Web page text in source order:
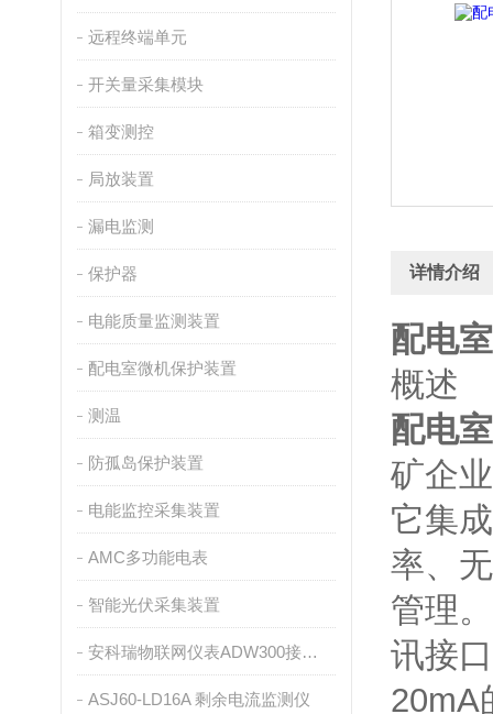
远程终端单元
开关量采集模块
箱变测控
局放装置
漏电监测
保护器
电能质量监测装置
配电室微机保护装置
测温
防孤岛保护装置
电能监控采集装置
AMC多功能电表
智能光伏采集装置
安科瑞物联网仪表ADW300接入ONENET平台介绍
ASJ60-LD16A 剩余电流监测仪
详情介绍
配电
概述
配电
矿企
它集
率、
管理
讯接
20mA